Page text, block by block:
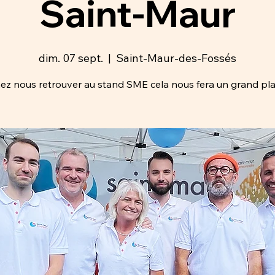
Saint-Maur
dim. 07 sept.
  |
Saint-Maur-des-Fossés
nous retrouver au stand SME cela nous fera un grand